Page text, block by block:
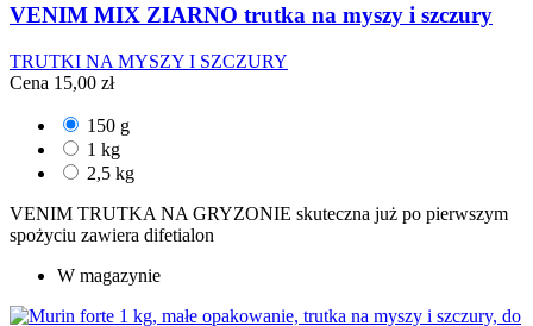
VENIM MIX ZIARNO trutka na myszy i szczury
TRUTKI NA MYSZY I SZCZURY
Cena 15,00 zł
150 g
1 kg
2,5 kg
VENIM TRUTKA NA GRYZONIE skuteczna już po pierwszym
spożyciu zawiera difetialon
W magazynie